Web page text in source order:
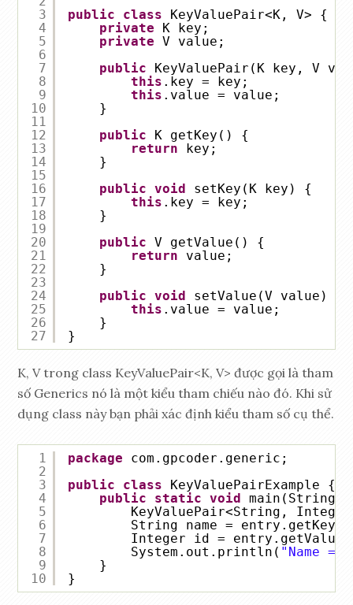
3
4
5
6
7
8
9
10
11
12
13
14
15
16
17
18
19
20
21
22
23
24
25
26
27
public class
KeyValuePair<K, V> {
private
K key;
private V value;
public
KeyValuePair(K key, V
this .key = key;
this .value = value;
}
public
K getKey() {
return
key;
}
public void
setKey(K key) {
this .key = key;
}
public V getValue() {
return
value;
}
public void
setValue(V value) {
this .value = value;
}
}
K, V trong class KeyValuePair<K, V> được gọi là tham
số Generics nó là một kiểu tham chiếu nào đó. Khi sử
dụng class này bạn phải xác định kiểu tham số cụ thể.
1
2
3
4
5
6
7
8
9
10
package
com.gpcoder.generic;
public
class
KeyValuePairExample {
public
static void
KeyValuePair<String,
String name =
Integer id =
System.out.println( "Name = "
}
}